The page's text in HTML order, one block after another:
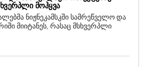
ᲛᲝᲰᲧᲕᲐ
ნიჟნეკამსკში სამრეწველო და
მიიტანეს, რასაც მსხვერპლი